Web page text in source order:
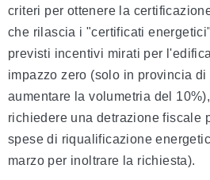
criteri per ottenere la
che rilascia i "certificati
previsti incentivi mirati per
impazzo zero (solo in provincia
aumentare la volumetria del
richiedere una detrazione fiscale
spese di riqualificazione
marzo per inoltrare la richiesta).